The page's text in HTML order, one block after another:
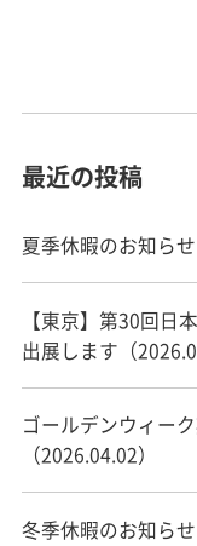
最近の投稿
夏季休暇のお知ら
【東京】第30回日
出展します（
ゴールデンウィー
（2026.04.02）
冬季休暇のお知ら